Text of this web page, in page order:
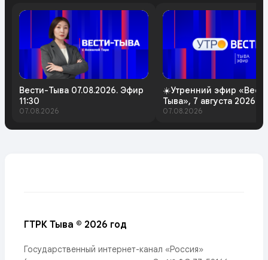
Вести-Тыва 07.08.2026. Эфир
11:30
07.08.2026
☀️Утренний эфир
Тыва», 7 августа 2026
07.08.2026
ГТРК Тыва © 2026 год
Государственный интернет-канал «Россия»